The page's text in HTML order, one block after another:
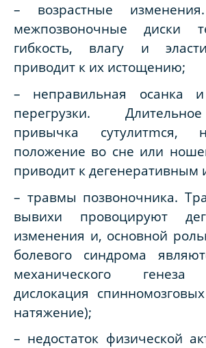
– возрастные
межпозвоночные диски
гибкость, влагу и
приводит к их истощению;
– неправильная осанка и
перегрузки.
привычка сутулитmся,
положение во сне или
приводит к дегенеративным
– травмы позвоночника.
вывихи провоцируют
изменения и, основной
болевого синдрома
механического генеза
дислокация
натяжение);
– недостаток физической